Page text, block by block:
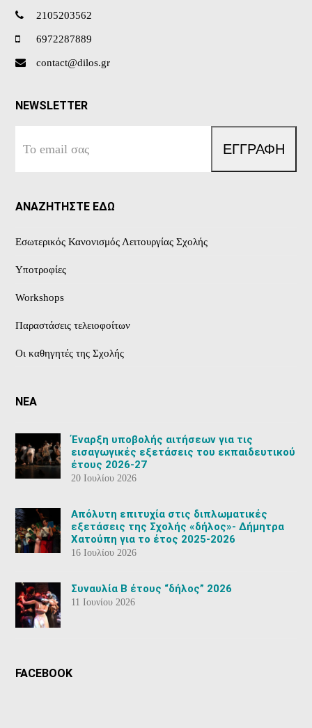
2105203562
6972287889
contact@dilos.gr
NEWSLETTER
email
ΕΓΓΡΑΦΗ
ΑΝΑΖΗΤΗΣΤΕ ΕΔΩ
Εσωτερικός Κανονισμός Λειτουργίας Σχολής
Υποτροφίες
Workshops
Παραστάσεις τελειοφοίτων
Οι καθηγητές της Σχολής
ΝΕΑ
Έναρξη υποβολής αιτήσεων για τις
εισαγωγικές εξετάσεις του εκπαιδευτικού
έτους 2026-27
20 Ιουλίου 2026
Aπόλυτη επιτυχία στις διπλωματικές
εξετάσεις της Σχολής «δήλος»- Δήμητρα
Χατούπη για το έτος 2025-2026
16 Ιουλίου 2026
Συναυλία Β έτους “δήλος” 2026
11 Ιουνίου 2026
FACEBOOK